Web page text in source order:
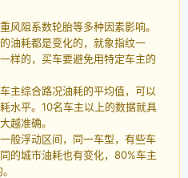
风阻系数轮胎等多种因素影响。
油耗都是变化的，就象指纹一
样的，买车要避免用特定车主的
主综合路况油耗的平均值，可以
水平。10名车主以上的数据就具
越准确。
般浮动区间，同一车型，有些车
的城市油耗也有变化，80%车主